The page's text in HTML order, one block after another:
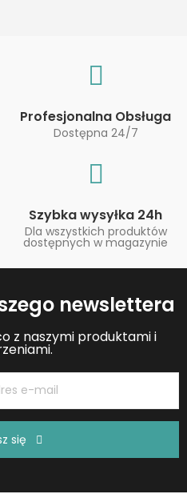
Profesjonalna Obsługa
Dostępna 24/7
Szybka wysyłka 24h
Dla wszystkich produktów
dostępnych w magazynie
newslettera
z naszymi produktami i
się